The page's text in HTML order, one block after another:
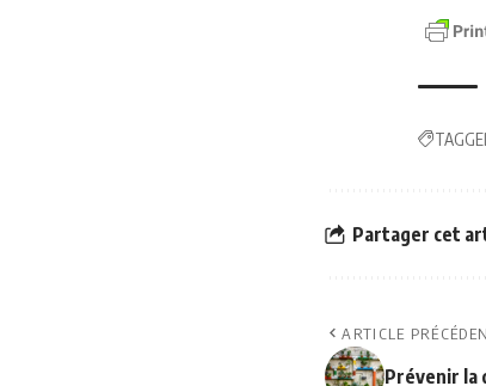
Partager cet
ARTICLE
Prévenir la